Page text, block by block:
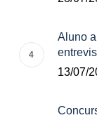
Aluno
13/07/